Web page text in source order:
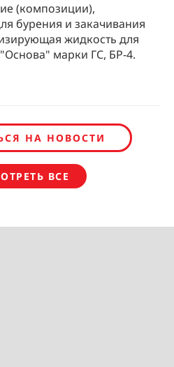
(композиции),
бурения и закачивания
жидкость для
марки ГС, БР-4.
НА НОВОСТИ
ВСЕ